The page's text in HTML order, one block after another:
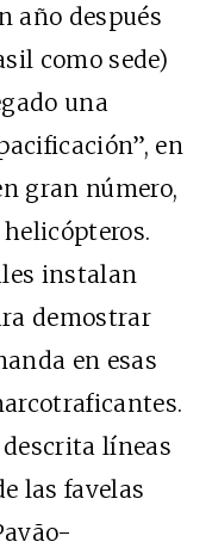
año después
como sede)
una
en
gran número,
instalan
demostrar
en esas
líneas
las favelas